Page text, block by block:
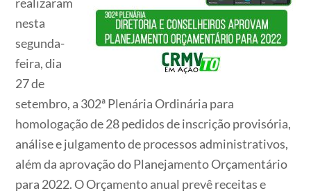
nesta
segunda-
feira, dia
27 de
setembro, a 302ª Plenária Ordinária para
homologação de 28 pedidos de inscrição provisória,
análise e julgamento de processos administrativos,
além da aprovação do Planejamento Orçamentário
para 2022. O Orçamento anual prevê receitas e